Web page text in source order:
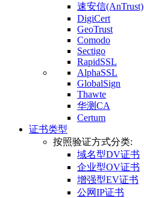
速安信(AnTrust)
DigiCert
GeoTrust
Comodo
Sectigo
RapidSSL
AlphaSSL
GlobalSign
Thawte
华测CA
Certum
证书类型
按照验证方式分类:
域名型DV证书
企业型OV证书
增强型EV证书
公网IP证书